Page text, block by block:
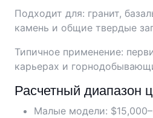
Подходит для: гранит,
камень и общие твердые
Типичное применение:
карьерах и
Расчетный диапазон
Малые модели: